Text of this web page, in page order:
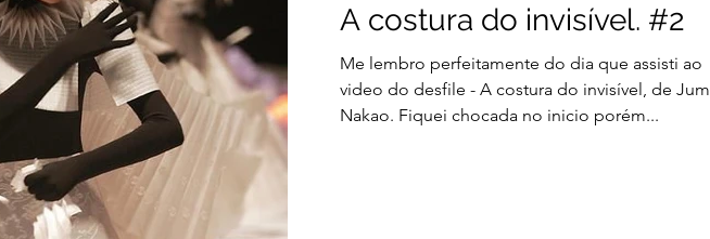
A costura do invisível. #2
Me lembro perfeitamente do dia que assisti ao
video do desfile - A costura do invisível, de Jum
Nakao. Fiquei chocada no inicio porém...